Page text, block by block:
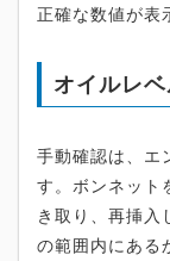
正確な数値が表
オイルレ
手動確認は、エ
す。ボンネット
き取り、再挿入
の範囲内にある